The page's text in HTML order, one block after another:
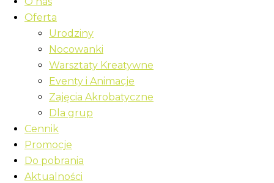
Oferta
Urodziny
Nocowanki
Warsztaty Kreatywne
Eventy i Animacje
Zajęcia Akrobatyczne
Dla grup
Cennik
Promocje
Do pobrania
Aktualności